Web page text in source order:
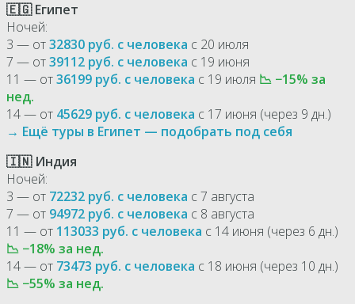
🇪🇬 Египет
Ночей:
3 — от32830 руб. с человека с 20 июля
7 — от39112 руб. с человека с 19 июня
11 — от36199 руб. с человека с 19 июля 📉 −15% за
нед.
14 — от 45629 руб. с человека с 17 июня (через 9 дн.)
→ Ещё туры в Египет — подобрать под себя
🇮🇳 Индия
Ночей:
3 — от 72232 руб. с человека с 7 августа
7 — от 94972 руб. с человека с 8 августа
11 — от 113033 руб. с человека с 14 июня (через 6 дн.)
📉 −18% за нед.
14 — от 73473 руб. с человека с 18 июня (через 10 дн.)
📉 −55% за нед.